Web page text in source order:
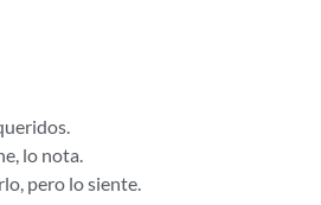
lo nota.
pero lo siente.